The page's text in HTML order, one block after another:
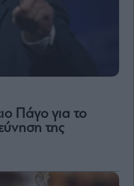
Πάγο για το
της